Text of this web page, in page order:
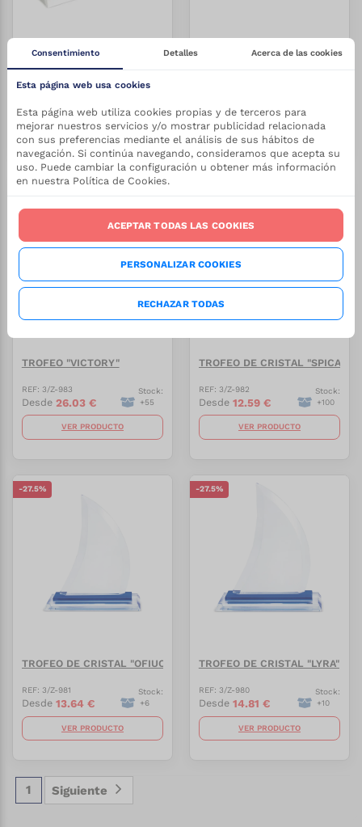
REF:3/Z-988
Stock:
VER PRODUCTO VER PRODUCTO
TROFEO "VICTORY"
REF: 3/Z-983
Desde 26.03 €
Stock:
+55
VER PRODUCTO
TROFEO DE CRISTAL "SPICA"
REF: 3/Z-982
Desde 12.59 €
Stock:
+100
VER PRODUCTO
-27.5%
TROFEO DE CRISTAL "OFIUCO"
REF: 3/Z-981
Desde 13.64 €
Stock:
+6
VER PRODUCTO
-27.5%
TROFEO DE CRISTAL "LYRA"
REF: 3/Z-980
Desde 14.81 €
Stock:
+10
VER PRODUCTO
1 Siguiente
Consentimiento Detalles Acerca de las cookies
Esta página web usa cookies
Esta página web utiliza cookies propias y de terceros para
mejorar nuestros servicios y/o mostrar publicidad relacionada
con sus preferencias mediante el análisis de sus hábitos de
navegación. Si continúa navegando, consideramos que acepta su
uso. Puede cambiar la configuración u obtener más información
en nuestra Política de Cookies.
RECHAZAR TODAS
PERSONALIZAR COOKIES
ACEPTAR TODAS LAS COOKIES